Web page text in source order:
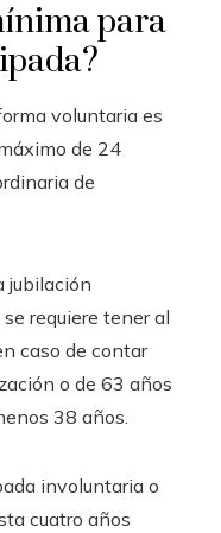
para
voluntaria es
de 24
de
jubilación
requiere tener al
caso de contar
o de 63 años
38 años.
involuntaria o
cuatro años